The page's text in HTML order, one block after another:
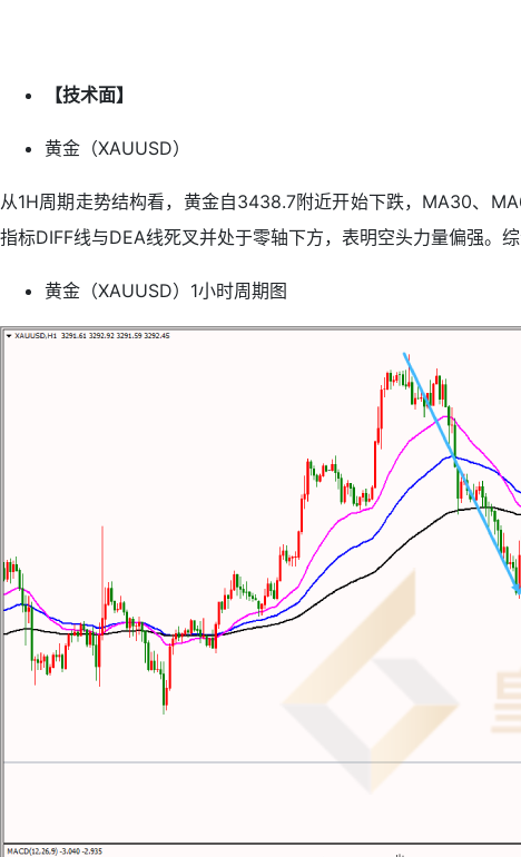
【技术面】
黄金（XAUUSD）
从1H周期走势结构看，黄金自3438.7附近开始下跌，MA30、
指标DIFF线与DEA线死叉并处于零轴下方，表明空头力量偏强。
黄金（XAUUSD）1小时周期图